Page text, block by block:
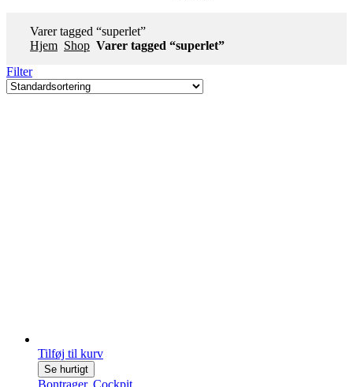
Varer tagged “superlet”
Hjem Shop Varer tagged “superlet”
Filter
Tilføj til kurv
Se hurtigt
Bontrager, Cockpit